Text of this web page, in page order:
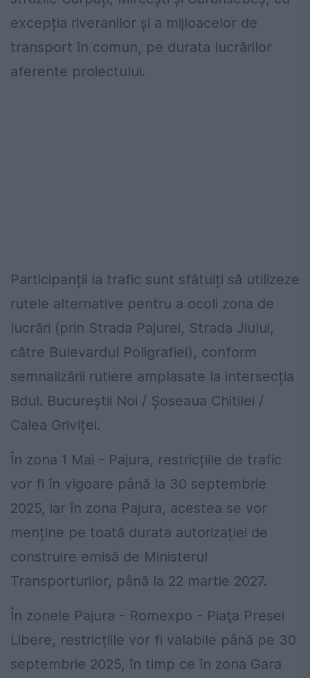
excepția riveranilor și a mijloacelor de
transport în comun, pe durata lucrărilor
aferente proiectului.
Participanții la trafic sunt sfătuiți să utilizeze
rutele alternative pentru a ocoli zona de
lucrări (prin Strada Pajurei, Strada Jiului,
către Bulevardul Poligrafiei), conform
semnalizării rutiere amplasate la intersecția
Bdul. Bucureștii Noi / Șoseaua Chitilei /
Calea Griviței.
În zona 1 Mai - Pajura, restricțiile de trafic
vor fi în vigoare până la 30 septembrie
2025, iar în zona Pajura, acestea se vor
menține pe toată durata autorizației de
construire emisă de Ministerul
Transporturilor, până la 22 martie 2027.
În zonele Pajura - Romexpo - Piaţa Presei
Libere, restricțiile vor fi valabile până pe 30
septembrie 2025, în timp ce în zona Gara